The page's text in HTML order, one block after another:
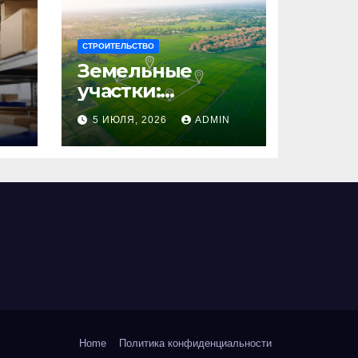
СТРОИТЕЛЬСТВО
Земельные
участки:
правовые
аспекты, виды и
возможности
5 ИЮЛЯ, 2026 ADMIN
Home Политика конфиденциальности